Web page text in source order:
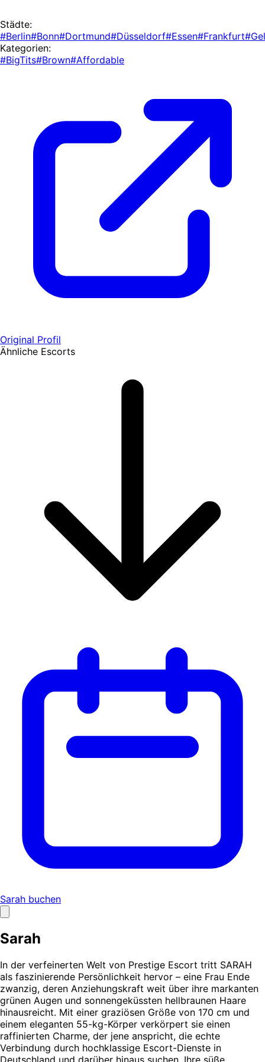
Städte:
#Berlin#Bonn#Dortmund#Düsseldorf#Essen#Frankfurt
Kategorien:
#BigTits#Brown#Affordable
Original Profil
Ähnliche Escorts
Sarah buchen
Sarah
In der verfeinerten Welt von Prestige Escort tritt SARAH
als faszinierende Persönlichkeit hervor – eine Frau Ende
zwanzig, deren Anziehungskraft weit über ihre markanten
grünen Augen und sonnengeküssten hellbraunen Haare
hinausreicht. Mit einer graziösen Größe von 170 cm und
einem eleganten 55-kg-Körper verkörpert sie einen
raffinierten Charme, der jene anspricht, die echte
Verbindung durch hochklassige Escort-Dienste in
Deutschland und darüber hinaus suchen. Ihre süße,